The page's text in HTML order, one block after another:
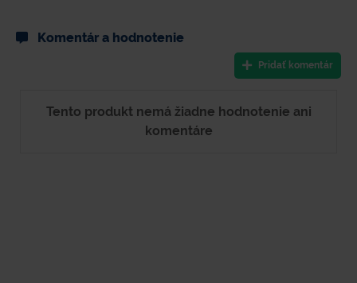
Komentár a hodnotenie
Pridať komentár
Tento produkt nemá žiadne hodnotenie ani
komentáre